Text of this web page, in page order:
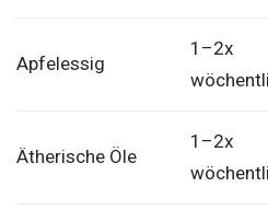
Apfelessig
1–2x
Ätherische Öle
1–2x